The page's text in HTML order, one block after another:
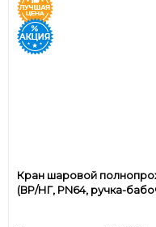
Кран шаровой
(ВР/НГ, PN64, ручка-